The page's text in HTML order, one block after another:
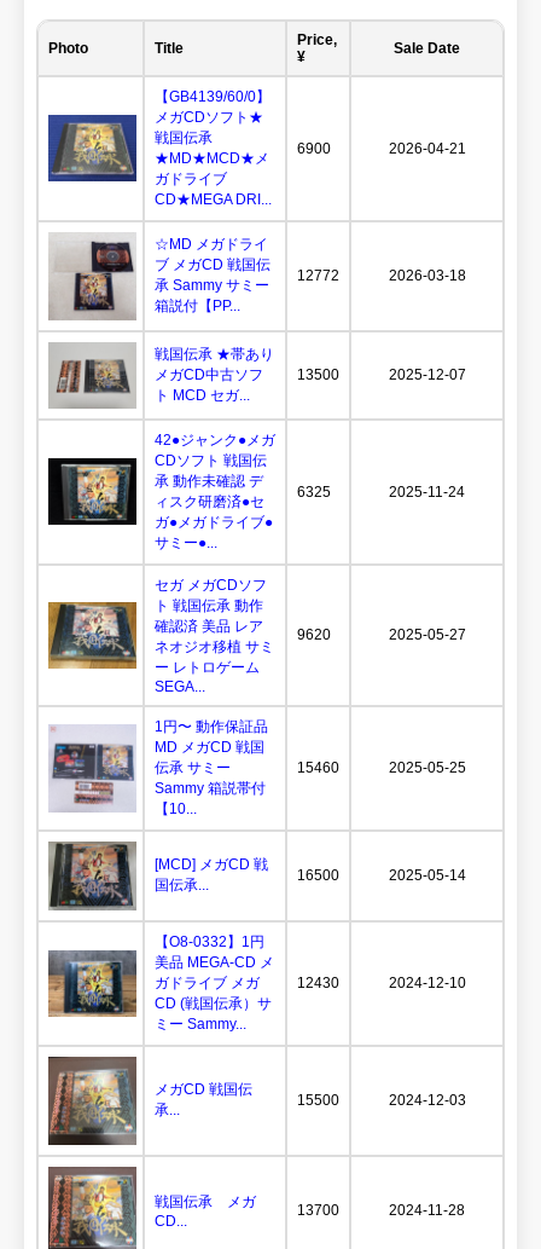
Photo Title
Price,
¥
Sale Date
【GB4139/60/0】
メガCDソフト★
戦国伝承
★MD★MCD★メ
ガドライブ
CD★MEGA DRI...
6900 2026-04-21
☆MD メガドライ
ブ メガCD 戦国伝
承 Sammy サミー
箱説付【PP...
12772 2026-03-18
戦国伝承 ★帯あり
メガCD中古ソフ
ト MCD セガ...
13500 2025-12-07
42●ジャンク●メガ
CDソフト 戦国伝
承 動作未確認 デ
ィスク研磨済●セ
ガ●メガドライブ●
サミー●...
6325 2025-11-24
セガ メガCDソフ
ト 戦国伝承 動作
確認済 美品 レア
ネオジオ移植 サミ
ー レトロゲーム
SEGA...
9620 2025-05-27
1円〜 動作保証品
MD メガCD 戦国
伝承 サミー
Sammy 箱説帯付
【10...
15460 2025-05-25
[MCD] メガCD 戦
国伝承...
16500 2025-05-14
【O8-0332】1円
美品 MEGA-CD メ
ガドライブ メガ
CD (戦国伝承）サ
ミー Sammy...
12430 2024-12-10
メガCD 戦国伝
承...
15500 2024-12-03
戦国伝承 メガ
CD...
13700 2024-11-28